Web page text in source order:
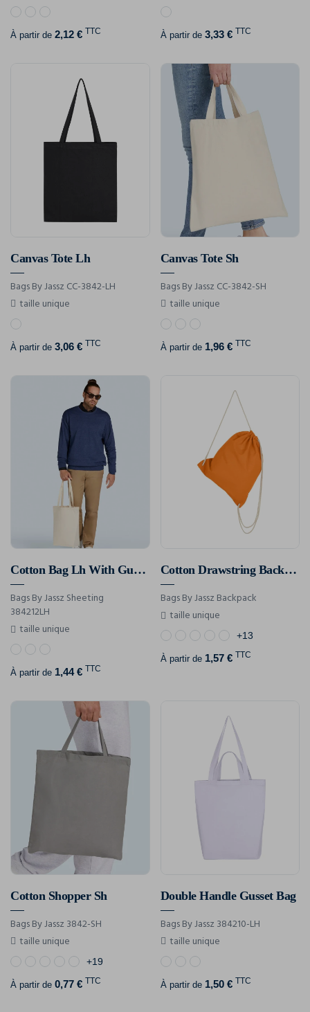
À partir de 2,12 € TTC À partir de 3,33 € TTC
Canvas Tote Lh
Bags By Jassz CC-3842-LH
taille unique
À partir de 3,06 € TTC
Canvas Tote Sh
Bags By Jassz CC-3842-SH
taille unique
À partir de 1,96 € TTC
Cotton Bag Lh With Gusset
Bags By Jassz Sheeting
384212LH
taille unique
À partir de 1,44 € TTC
Cotton Drawstring Backpack
Bags By Jassz Backpack
taille unique
+13
À partir de 1,57 € TTC
Cotton Shopper Sh
Bags By Jassz 3842-SH
taille unique
+19
À partir de 0,77 € TTC
Double Handle Gusset Bag
Bags By Jassz 384210-LH
taille unique
À partir de 1,50 € TTC